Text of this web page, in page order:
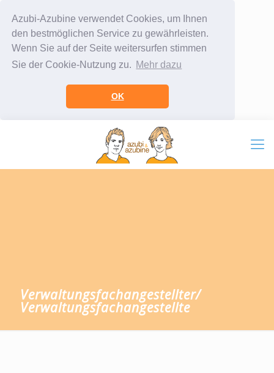
Azubi-Azubine verwendet Cookies, um Ihnen
den bestmöglichen Service zu gewährleisten.
Wenn Sie auf der Seite weitersurfen stimmen
Sie der Cookie-Nutzung zu. Mehr dazu
OK
Verwaltungsfachangestellter/
Verwaltungsfachangestellte